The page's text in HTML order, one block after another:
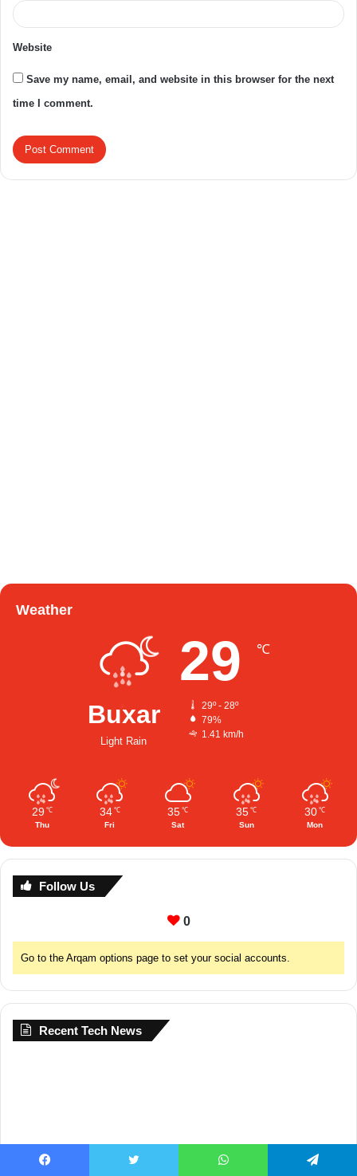
Website
Save my name, email, and website in this browser for the next
time I comment.
Weather
Buxar
Light Rain
29 ℃
29º - 28º
79%
1.41 km/h
29 ℃
Thu
34 ℃
Fri
35 ℃
Sat
35 ℃
Sun
30 ℃
Mon
Follow Us
0
Go to the Arqam options page to set your social accounts.
Recent Tech News